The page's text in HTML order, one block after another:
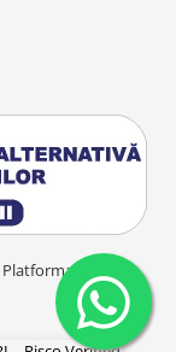
Platforma E-